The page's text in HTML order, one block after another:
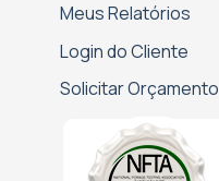
Meus Relatórios
Login do Cliente
Solicitar Orçamento